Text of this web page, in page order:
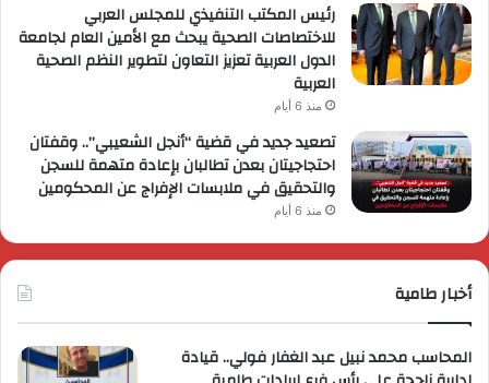
رئيس المكتب التنفيذي للمجلس العربي
للاختصاصات الصحية يبحث مع الأمين العام لجامعة
الدول العربية تعزيز التعاون لتطوير النظم الصحية
العربية
منذ 6 أيام
تصعيد جديد في قضية “أنجل الشعيبي”.. وقفتان
احتجاجيتان بعدن تطالبان بإعادة متهمة للسجن
والتحقيق في ملابسات الإفراج عن المحكومين
منذ 6 أيام
أخبار طامية
المحاسب محمد نبيل عبد الغفار فولي.. قيادة